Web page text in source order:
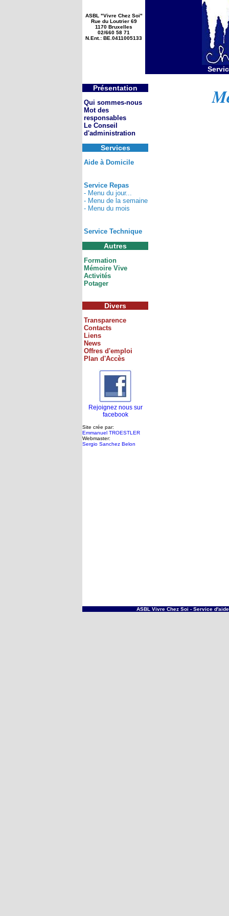
ASBL "Vivre Chez Soi"
Rue du Loutrier 69
1170 Bruxelles
02/660 58 71
N.Ent.: BE.0411005133
Présentation
Qui sommes-nous
Mot des
responsables
Le Conseil
d'administration
Services
Aide à Domicile
Service Repas
- Menu du jour...
- Menu de la semaine
- Menu du mois
Service Technique
Autres
Formation
Mémoire Vive
Activités
Potager
Divers
Transparence
Contacts
Liens
News
Offres d'emploi
Plan d'Accès
Rejoignez nous sur
facebook
Site crée par:
Emmanuel TROESTLER
Webmaster:
Sergio Sanchez Belon
ASBL Vivre Chez Soi - Service